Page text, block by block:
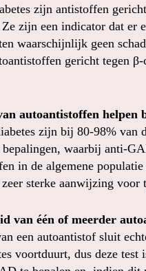
zijn antistoffen
zijn een indicator dat er
waarschijnlijk geen
gericht tegen
autoantistoffen helpen
zijn bij 80-98% van
waarbij anti-
in de algemene
sterke aanwijzing voor
van één of meerder
een autoantistof sluit
voortduurt, dus deze